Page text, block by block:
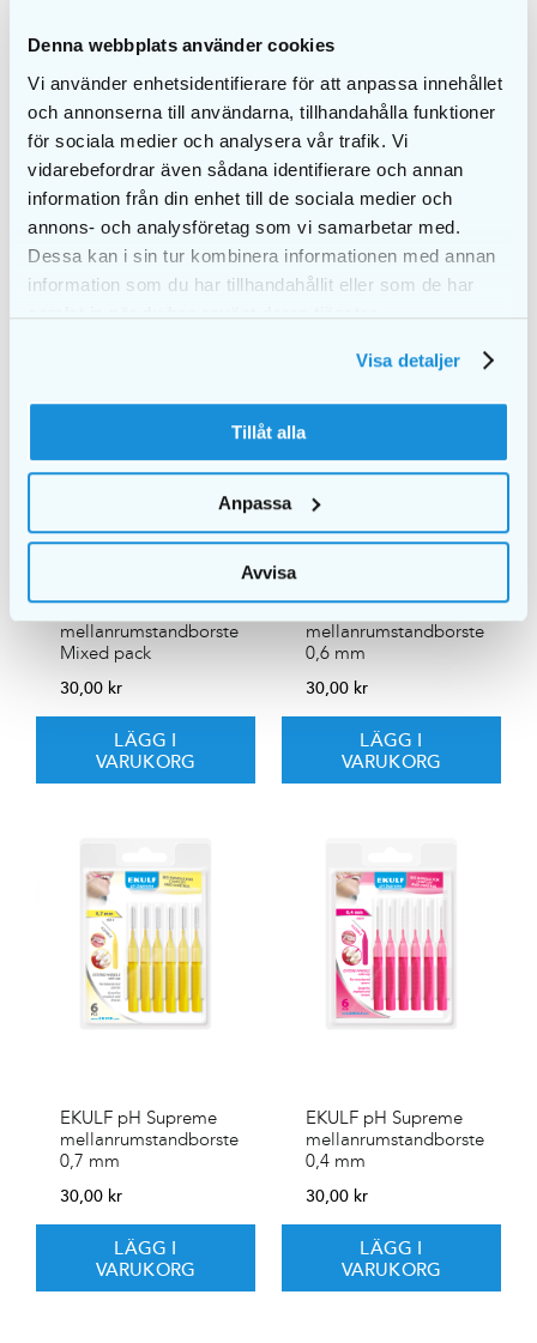
Denna webbplats använder cookies
Vi använder enhetsidentifierare för att anpassa innehållet
och annonserna till användarna, tillhandahålla funktioner
för sociala medier och analysera vår trafik. Vi
vidarebefordrar även sådana identifierare och annan
information från din enhet till de sociala medier och
annons- och analysföretag som vi samarbetar med.
Dessa kan i sin tur kombinera informationen med annan
information som du har tillhandahållit eller som de har
samlat in när du har använt deras tjänster.
Visa detaljer
Tillåt alla
Anpassa
Avvisa
kontroll och bekväm användning
Förlängningsskaft/skyddshylsa ingår
underlättar användning och skyddar borsten
vid förvaring
LIKNANDE PRODUKTER
EKULF pH Supreme
mellanrumstandborste
Mixed pack
30,00 kr
LÄGG I
VARUKORG
EKULF pH Supreme
mellanrumstandborste
0,6 mm
30,00 kr
LÄGG I
VARUKORG
EKULF pH Supreme
mellanrumstandborste
0,7 mm
30,00 kr
LÄGG I
VARUKORG
EKULF pH Supreme
mellanrumstandborste
0,4 mm
30,00 kr
LÄGG I
VARUKORG